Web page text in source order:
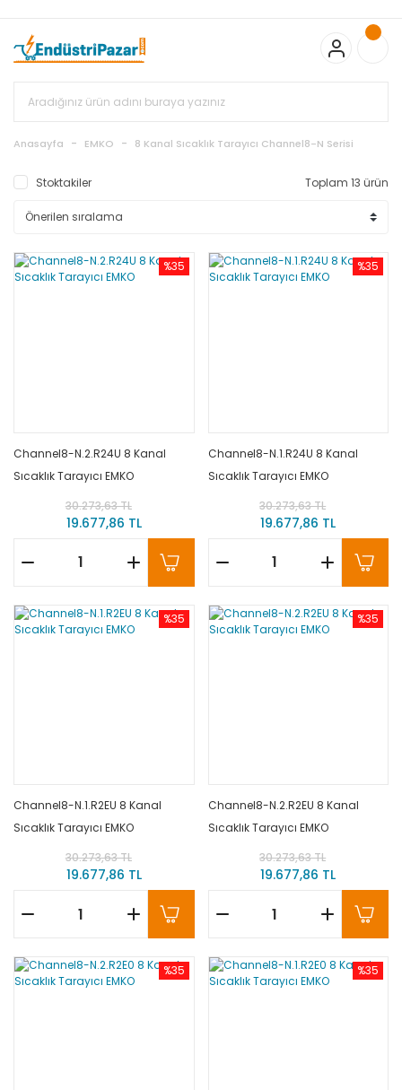
Bayonet J Tip Termokupul Ürünlerinde 50 Adet Alımlarda
Sepette Ekstra %5 İskonto...
50.000,00TL ve Üzeri EMKO Ürünleri
Alışverişlerinizde Sepette %5 EK İNDİRİM...
%15 İskonto... 50.000,00TL ve Üzeri GEMO Ürünleri
Alışverişlerinizde Sepette %3 EK İNDİRİM...
Standart Bayonet J Tip Termokupul Ürünlerinde 100 Adet
Anasayfa EMKO 8 Kanal Sıcaklık Tarayıcı Channel8-N Serisi
Stoktakiler Toplam 13 ürün
%35
Channel8-N.2.R24U 8 Kanal
Sıcaklık Tarayıcı EMKO
30.273,63 TL
19.677,86 TL
%35
Channel8-N.1.R24U 8 Kanal
Sıcaklık Tarayıcı EMKO
30.273,63 TL
19.677,86 TL
%35
Channel8-N.1.R2EU 8 Kanal
Sıcaklık Tarayıcı EMKO
30.273,63 TL
19.677,86 TL
%35
Channel8-N.2.R2EU 8 Kanal
Sıcaklık Tarayıcı EMKO
30.273,63 TL
19.677,86 TL
%35 %35